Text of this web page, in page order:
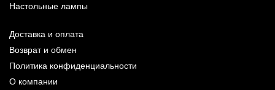
Настольные лампы
Доставка и оплата
Возврат и обмен
Политика конфиденциальности
О компании